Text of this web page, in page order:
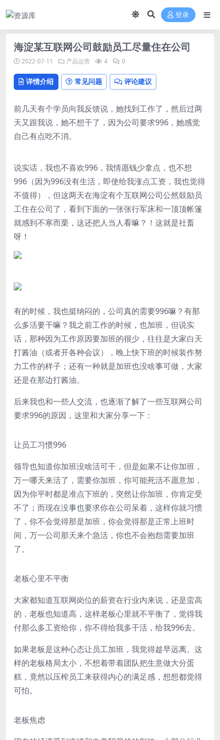
登录
海淀某互联网公司鼓励员工尽量住在公司
2022-07-11 产品运营 4 0
详情介绍 常见问题 评论建议
前几天有个学员向我反馈说，她找到工作了，然后过两
天又跟我说，她不想干了，因为公司要求996，她感觉
自己有点吃不消。
说实话，我也不喜欢996，我情愿钱少拿点，也不想
996（因为996没有生活，即使给我涨点工资，我也觉得
不值得），但这两天在海淀有个互联网公司公然鼓励员
工住在公司了，看到下面的一张张行军床和一顶顶帐篷
就感到不寒而栗，这还把人当人看嘛？！这就是社畜
呀！
有的时候，我也挺纳闷的，公司真的需要996嘛？有那
么多活要干嘛？我之前工作的时候，也加班，但说实
话，那种因为工作原因要加班的很少，往往是大家白天
打酱油（或者开各种会议），晚上快下班的时候装作努
力工作的样子；还有一种就是加班也没啥事可做，大家
还是在那边打酱油。
后来我也和一些人交流，也逐渐了解了一些互联网公司
要求996的原因，这里和大家分享一下：
让员工习惯996
领导也知道你加班没啥活可干，但是如果不让你加班，
万一哪天来活了，需要你加班，你可能死活不愿意加，
因为你平时都是准点下班的，突然让你加班，你肯定受
不了；而现在没事也要求你在公司呆着，这样你就习惯
了，你不会觉得那是加班，你会觉得那是正常上班时
间，万一公司那天来个急活，你也不会抱怨需要加班
了。
老板心里不平衡
大家都知道互联网岗位的薪资在行业内来说，还是蛮高
的，老板也知道高，这样老板心里就不平衡了，觉得我
付那么多工资给你，你不得给我多干活，给我996去。
如果老板是这种心态让员工加班，我觉得趁早远离。这
样的老板格局太小，不想着带着团队把生意做大分蛋
糕，竟然以压榨员工来获得内心的满足感，想想都觉得
可怕。
老板焦虑